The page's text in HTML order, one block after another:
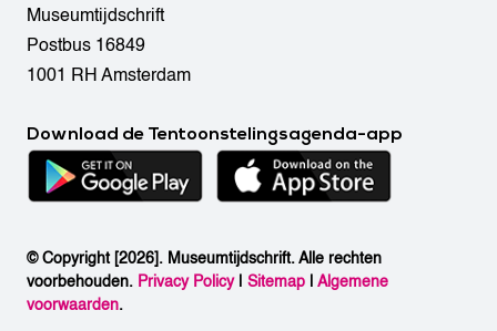
Museumtijdschrift
Postbus 16849
1001 RH Amsterdam
Download de Tentoonstelingsagenda-app
© Copyright [2026]. Museumtijdschrift. Alle rechten
voorbehouden. Privacy Policy| Sitemap |Algemene
voorwaarden.